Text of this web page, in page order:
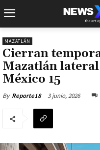
MAZATLÁN
Cierran
Mazatlán
México 15
By Reporte18 3 junio, 2026